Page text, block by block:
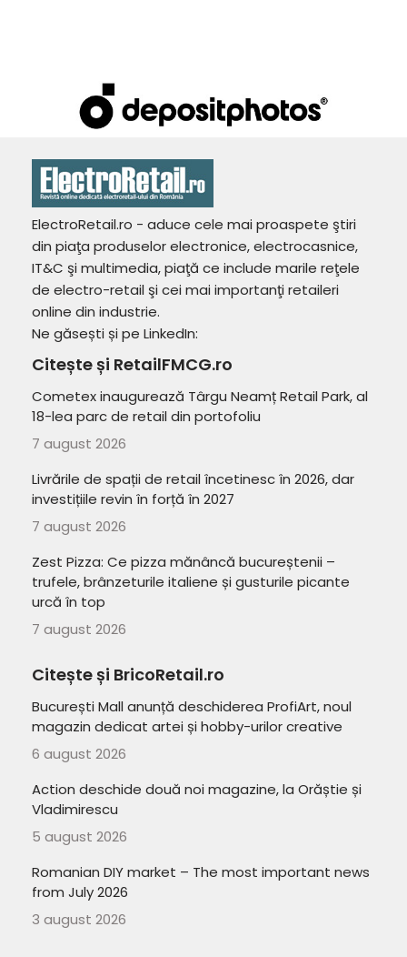
ElectroRetail.ro - aduce cele mai proaspete ştiri
din piaţa produselor electronice, electrocasnice,
IT&C şi multimedia, piaţă ce include marile reţele
de electro-retail şi cei mai importanţi retaileri
online din industrie.
Ne găsești și pe LinkedIn:
Citește și RetailFMCG.ro
Cometex inaugurează Târgu Neamț Retail Park, al
18-lea parc de retail din portofoliu
7 august 2026
Livrările de spații de retail încetinesc în 2026, dar
investițiile revin în forță în 2027
7 august 2026
Zest Pizza: Ce pizza mănâncă bucureștenii –
trufele, brânzeturile italiene și gusturile picante
urcă în top
7 august 2026
Citește și BricoRetail.ro
București Mall anunță deschiderea ProfiArt, noul
magazin dedicat artei și hobby-urilor creative
6 august 2026
Action deschide două noi magazine, la Orăștie și
Vladimirescu
5 august 2026
Romanian DIY market – The most important news
from July 2026
3 august 2026